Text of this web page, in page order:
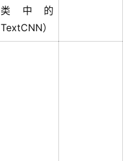
类中的
TextCNN）